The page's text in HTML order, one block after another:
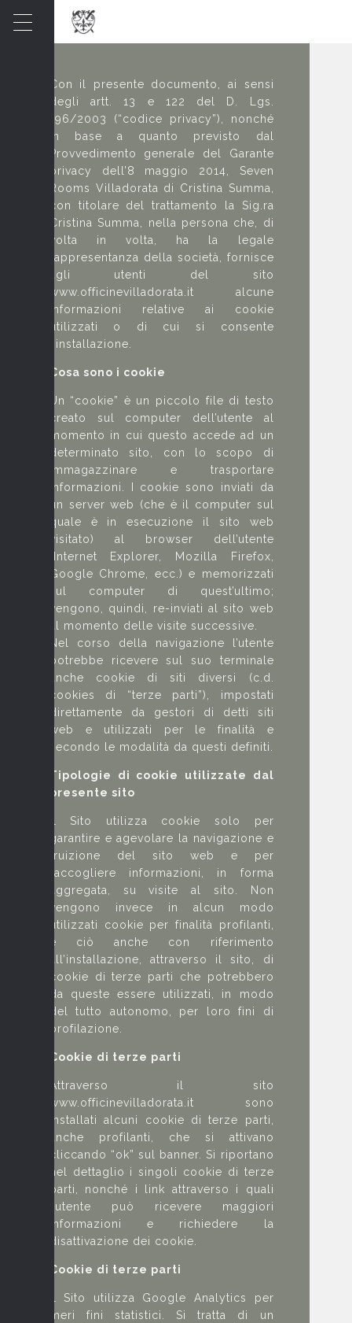
Informativa sui cookie
Con il presente documento, ai sensi
degli artt. 13 e 122 del D. Lgs.
196/2003 (“codice privacy”), nonché
in base a quanto previsto dal
Provvedimento generale del Garante
privacy dell’8 maggio 2014, Seven
Rooms Villadorata di Cristina Summa,
con titolare del trattamento la Sig.ra
Cristina Summa, nella persona che, di
volta in volta, ha la legale
rappresentanza della società, fornisce
agli utenti del sito
www.officinevilladorata.it alcune
informazioni relative ai cookie
utilizzati o di cui si consente
l’installazione.
Cosa sono i cookie
Un “cookie” è un piccolo file di testo
creato sul computer dell’utente al
momento in cui questo accede ad un
determinato sito, con lo scopo di
immagazzinare e trasportare
informazioni. I cookie sono inviati da
un server web (che è il computer sul
quale è in esecuzione il sito web
visitato) al browser dell’utente
(Internet Explorer, Mozilla Firefox,
Google Chrome, ecc.) e memorizzati
sul computer di quest’ultimo;
vengono, quindi, re-inviati al sito web
al momento delle visite successive.
Nel corso della navigazione l’utente
potrebbe ricevere sul suo terminale
anche cookie di siti diversi (c.d.
cookies di “terze parti”), impostati
direttamente da gestori di detti siti
web e utilizzati per le finalità e
secondo le modalità da questi definiti.
Tipologie di cookie utilizzate dal
presente sito
Il Sito utilizza cookie solo per
garantire e agevolare la navigazione e
fruizione del sito web e per
raccogliere informazioni, in forma
aggregata, su visite al sito. Non
vengono invece in alcun modo
utilizzati cookie per finalità profilanti,
e ciò anche con riferimento
all’installazione, attraverso il sito, di
cookie di terze parti che potrebbero
da queste essere utilizzati, in modo
del tutto autonomo, per loro fini di
profilazione.
Cookie di terze parti
Attraverso il sito
www.officinevilladorata.it sono
installati alcuni cookie di terze parti,
anche profilanti, che si attivano
cliccando “ok” sul banner. Si riportano
nel dettaglio i singoli cookie di terze
parti, nonché i link attraverso i quali
l’utente può ricevere maggiori
informazioni e richiedere la
disattivazione dei cookie.
Cookie di terze parti
Il Sito utilizza Google Analytics per
meri fini statistici. Si tratta di un